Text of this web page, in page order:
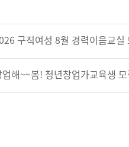
구직여성 8월 경력이음교실
업해~~봄! 청년창업가교육생 모